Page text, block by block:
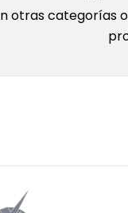
otras categorías